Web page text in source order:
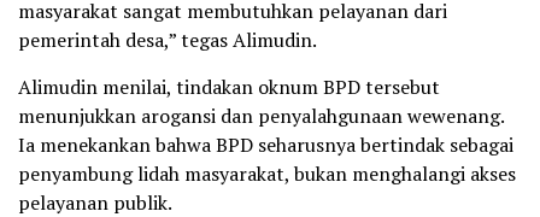
masyarakat sangat membutuhkan pelayanan dari
pemerintah desa,” tegas Alimudin.
Alimudin menilai, tindakan oknum BPD tersebut
menunjukkan arogansi dan penyalahgunaan wewenang.
Ia menekankan bahwa BPD seharusnya bertindak sebagai
penyambung lidah masyarakat, bukan menghalangi akses
pelayanan publik.